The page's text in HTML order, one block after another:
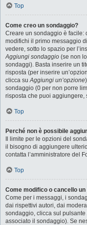
Top
Come creo un sondaggio?
Creare un sondaggio è facile:
modifichi il primo messaggio
vedere, sotto lo spazio per
Aggiungi sondaggio (se non
sondaggi). Basta inserire un
risposta (per inserire
clicca suAggiungi un’opzione
sondaggio (0 per non porre
risposta che puoi aggiungere,
Top
Perché non è possibile
Il limite per le opzioni del
il bisogno di aggiungere
contatta l’amministratore del
Top
Come modifico o cancello
Come per i messaggi, i
dai rispettivi autori, dai
sondaggio, clicca sul pulsante
associato il sondaggio). Se